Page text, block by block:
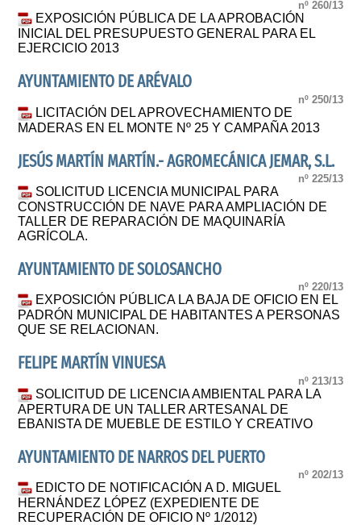
nº 260/13
EXPOSICIÓN PÚBLICA DE LA APROBACIÓN
INICIAL DEL PRESUPUESTO GENERAL PARA EL
EJERCICIO 2013
AYUNTAMIENTO DE ARÉVALO
nº 250/13
LICITACIÓN DEL APROVECHAMIENTO DE
MADERAS EN EL MONTE Nº 25 Y CAMPAÑA 2013
JESÚS MARTÍN MARTÍN.- AGROMECÁNICA JEMAR, S.L.
nº 225/13
SOLICITUD LICENCIA MUNICIPAL PARA
CONSTRUCCIÓN DE NAVE PARA AMPLIACIÓN DE
TALLER DE REPARACIÓN DE MAQUINARÍA
AGRÍCOLA.
AYUNTAMIENTO DE SOLOSANCHO
nº 220/13
EXPOSICIÓN PÚBLICA LA BAJA DE OFICIO EN EL
PADRÓN MUNICIPAL DE HABITANTES A PERSONAS
QUE SE RELACIONAN.
FELIPE MARTÍN VINUESA
nº 213/13
SOLICITUD DE LICENCIA AMBIENTAL PARA LA
APERTURA DE UN TALLER ARTESANAL DE
EBANISTA DE MUEBLE DE ESTILO Y CREATIVO
AYUNTAMIENTO DE NARROS DEL PUERTO
nº 202/13
EDICTO DE NOTIFICACIÓN A D. MIGUEL
HERNÁNDEZ LÓPEZ (EXPEDIENTE DE
RECUPERACIÓN DE OFICIO Nº 1/2012)